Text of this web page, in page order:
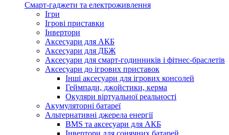
Смарт-гаджети та електроживлення
Ігри
Ігрові приставки
Інвертори
Аксесуари для АКБ
Аксесуари для ДБЖ
Аксесуари для смарт-годинників і фітнес-браслетів
Аксесуари до ігрових приставок
Інші аксесуари для ігрових консолей
Геймпади, джойстики, керма
Окуляри віртуальної реальності
Акумуляторні батареї
Альтернативні джерела енергії
BMS та аксесуари для АКБ
Інвертори для сонячних батарей